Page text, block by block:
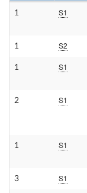
1 S1
1 S2
1 S1
2 S1
1 S1
3 S1